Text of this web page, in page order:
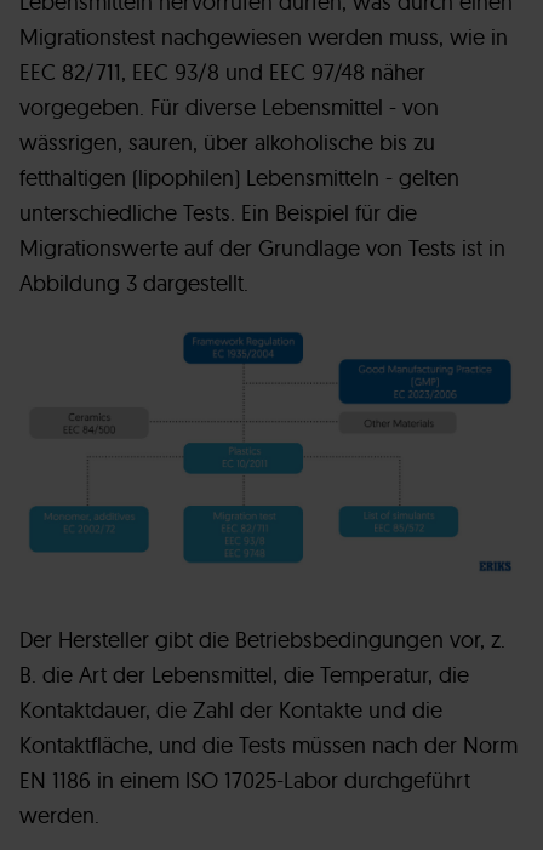
Migrationstest nachgewiesen werden muss, wie in
EEC 82/711, EEC 93/8 und EEC 97/48 näher
vorgegeben. Für diverse Lebensmittel - von
wässrigen, sauren, über alkoholische bis zu
fetthaltigen (lipophilen) Lebensmitteln - gelten
unterschiedliche Tests. Ein Beispiel für die
Migrationswerte auf der Grundlage von Tests ist in
Abbildung 3 dargestellt.
Der Hersteller gibt die Betriebsbedingungen vor, z.
B. die Art der Lebensmittel, die Temperatur, die
Kontaktdauer, die Zahl der Kontakte und die
Kontaktfläche, und die Tests müssen nach der Norm
EN 1186 in einem ISO 17025-Labor durchgeführt
werden.